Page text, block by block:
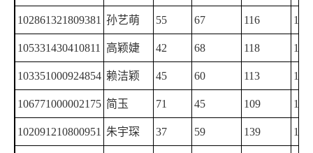
102861321809381 孙艺萌 55 67 116 113
105331430410811 高颖婕 42 68 118 122
103351000924854 赖洁颖 45 60 113 131
106771000002175 简玉 71 45 109 121
102091210800951 朱宇琛 37 59 139 146